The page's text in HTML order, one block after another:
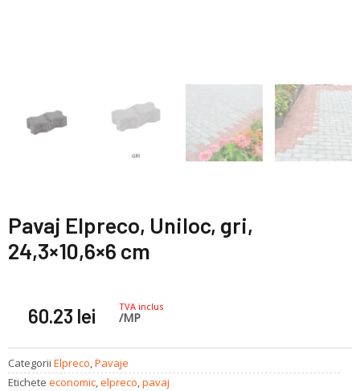
Pavaj Elpreco, Uniloc, gri,
24,3×10,6×6 cm
60.23 lei TVA inclus
/MP
Categorii Elpreco,Pavaje
Etichete economic,elpreco,pavaj